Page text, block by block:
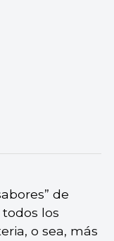
de
los
o sea, más